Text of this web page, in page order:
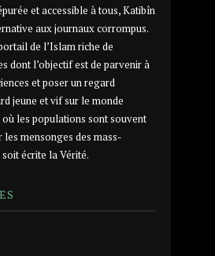
et accessible à tous, Katibîn
aux journaux corrompus.
de l’Islam riche de
dont l’objectif est de parvenir à
et poser un regard
jeune et vif sur le monde
les populations sont souvent
les mensonges des mass-
écrite la Vérité.